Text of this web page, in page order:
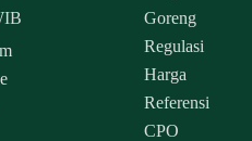
Goreng
Regulasi
Harga
Referensi
CPO